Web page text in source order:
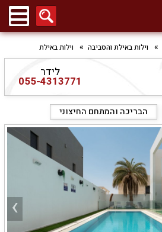
וילות באילת והסביבה וילות באילת
לידר
055-4313771
הבריכה והמתחם החיצוני